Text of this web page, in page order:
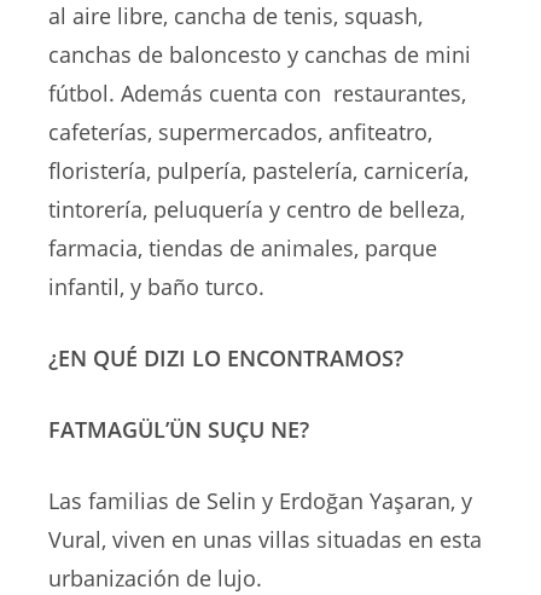
al aire libre, cancha de tenis, squash,
canchas de baloncesto y canchas de mini
fútbol. Además cuenta con restaurantes,
cafeterías, supermercados, anfiteatro,
floristería, pulpería, pastelería, carnicería,
tintorería, peluquería y centro de belleza,
farmacia, tiendas de animales, parque
infantil, y baño turco.
¿EN QUÉ DIZI LO ENCONTRAMOS?
FATMAGÜL’ÜN SUÇU NE?
Las familias de Selin y Erdoğan Yaşaran, y
Vural, viven en unas villas situadas en esta
urbanización de lujo.